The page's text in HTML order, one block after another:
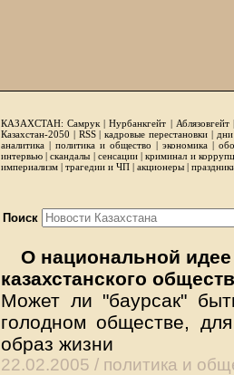
КАЗАХСТАН: Самрук |Нурбанкгейт | Аблязовгейт
Казахстан-2050 | RSS|кадровые перестановки|
аналитика | политика и общество | экономика |
интервью |скандалы | сенсации|криминал и
империализм | трагедии и ЧП | акционеры |
Поиск
О национальной
казахстанского
Может ли "баурсак"
голодном обществе,
образ жизни
22.02.2005 / политика и